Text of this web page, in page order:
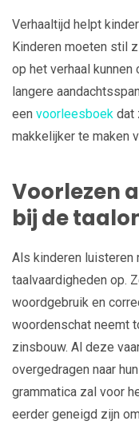
Verhaaltijd helpt
Kinderen moeten stil
op het verhaal kunnen
langere
een voorleesboek dat
makkelijker te maken
Voorlezen
bij de
Als kinderen luisteren
taalvaardigheden op.
woordgebruik en
woordenschat neemt
zinsbouw. Al deze
overgedragen naar
grammatica zal voor
eerder geneigd zijn